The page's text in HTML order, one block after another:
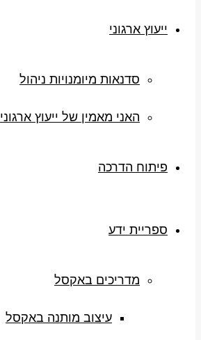
ייעוץ ארגוני
סדנאות מיומנויות ניהול
האני מאמין של ייעוץ ארגוני
פיתוח הדרכה
ספריית ידע
מדריכים באקסל
עיצוב מותנה באקסל